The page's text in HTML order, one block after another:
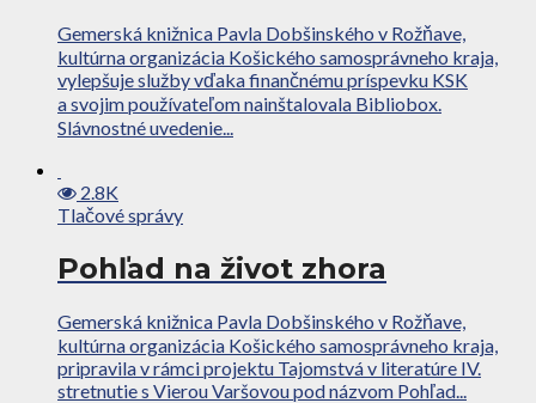
Gemerská knižnica Pavla Dobšinského v Rožňave,
kultúrna organizácia Košického samosprávneho kraja,
vylepšuje služby vďaka finančnému príspevku KSK
a svojim používateľom nainštalovala Bibliobox.
Slávnostné uvedenie...
2.8K
Tlačové správy
Pohľad na život zhora
Gemerská knižnica Pavla Dobšinského v Rožňave,
kultúrna organizácia Košického samosprávneho kraja,
pripravila v rámci projektu Tajomstvá v literatúre IV.
stretnutie s Vierou Varšovou pod názvom Pohľad...